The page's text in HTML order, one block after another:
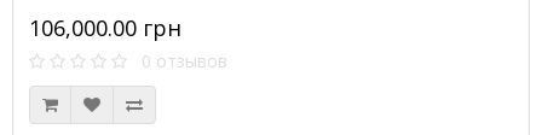
106,000.00 грн
0 отзывов